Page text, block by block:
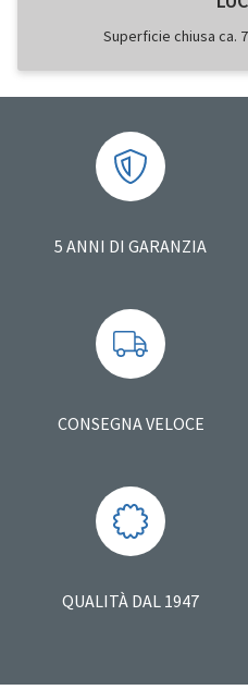
Superficie chiusa ca.
5 ANNI DI GARANZIA
CONSEGNA VELOCE
QUALITÀ DAL 1947